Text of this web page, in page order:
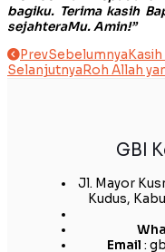
bagiku. Terima kasih
sejahteraMu. Amin!”
PrevSebelumnya
Selanjutnya Roh Allah
GBI
Jl. Mayor
Kudus,
Email :